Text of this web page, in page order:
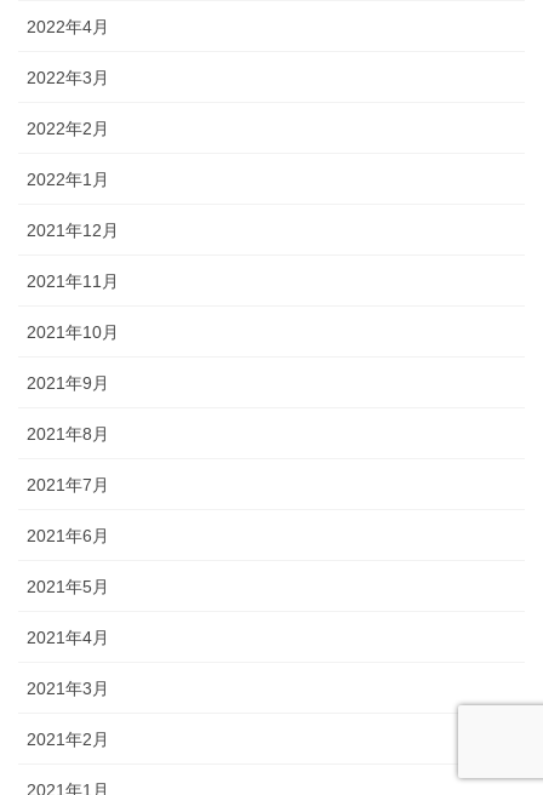
2022年4月
2022年3月
2022年2月
2022年1月
2021年12月
2021年11月
2021年10月
2021年9月
2021年8月
2021年7月
2021年6月
2021年5月
2021年4月
2021年3月
2021年2月
2021年1月